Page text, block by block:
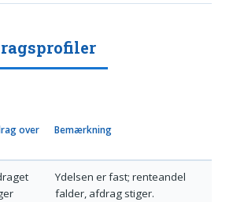
over
Bemærkning
Ydelsen er fast; renteandel
falder, afdrag stiger.